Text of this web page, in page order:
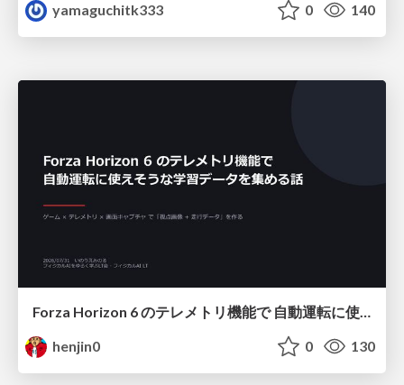
yamaguchitk333
0 140
henjin0
0 130